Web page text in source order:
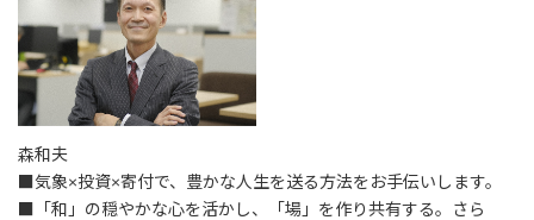
森和夫
■気象×投資×寄付で、豊かな人生を送る方法をお手伝いします。
■「和」の穏やかな心を活かし、「場」を作り共有する。さら